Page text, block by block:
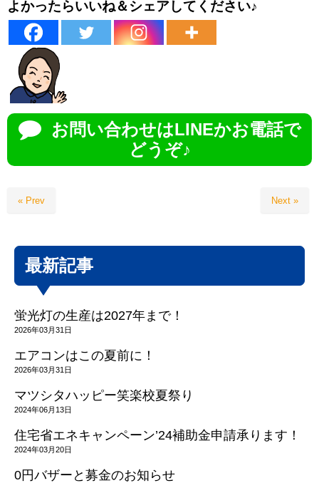
よかったらいいね＆シェアしてください♪
お問い合わせはLINEかお電話で
どうぞ♪
« Prev Next »
最新記事
蛍光灯の生産は2027年まで！
2026年03月31日
エアコンはこの夏前に！
2026年03月31日
マツシタハッピー笑楽校夏祭り
2024年06月13日
住宅省エネキャンペーン’24補助金申請承ります！
2024年03月20日
0円バザーと募金のお知らせ